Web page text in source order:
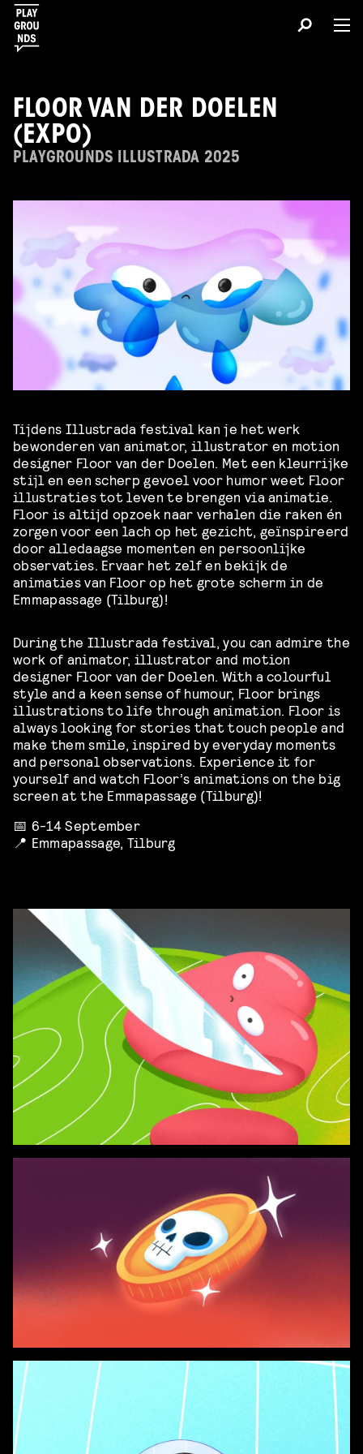
FLOOR VAN DER DOELEN
(EXPO)
PLAYGROUNDS ILLUSTRADA 2025
Tijdens Illustrada festival kan je het werk
bewonderen van animator, illustrator en motion
designer Floor van der Doelen. Met een kleurrijke
stijl en een scherp gevoel voor humor weet Floor
illustraties tot leven te brengen via animatie.
Floor is altijd opzoek naar verhalen die raken én
zorgen voor een lach op het gezicht, geïnspireerd
door alledaagse momenten en persoonlijke
observaties. Ervaar het zelf en bekijk de
animaties van Floor op het grote scherm in de
Emmapassage (Tilburg)!
During the Illustrada festival, you can admire the
work of animator, illustrator and motion
designer Floor van der Doelen. With a colourful
style and a keen sense of humour, Floor brings
illustrations to life through animation. Floor is
always looking for stories that touch people and
make them smile, inspired by everyday moments
and personal observations. Experience it for
yourself and watch Floor’s animations on the big
screen at the Emmapassage (Tilburg)!
📅 6-14 September
📍 Emmapassage, Tilburg